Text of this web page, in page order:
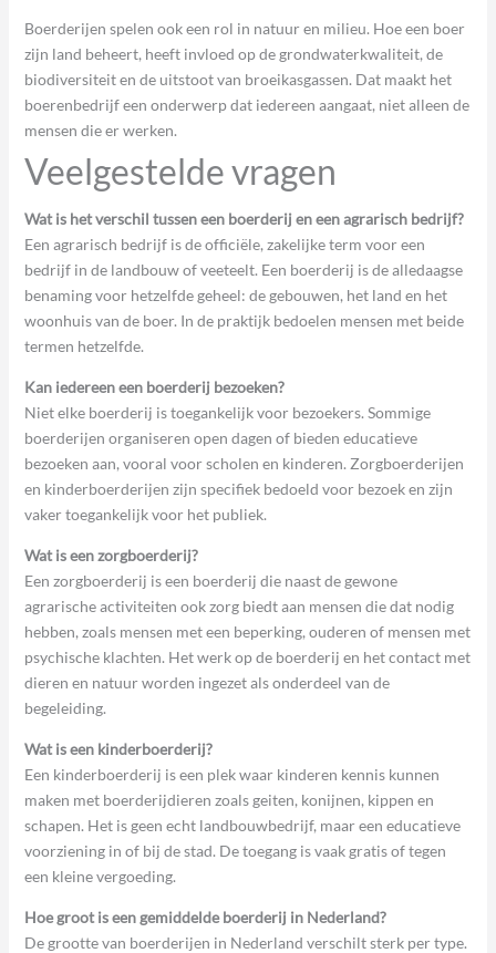
Boerderijen spelen ook een rol in natuur en milieu. Hoe een boer
zijn land beheert, heeft invloed op de grondwaterkwaliteit, de
biodiversiteit en de uitstoot van broeikasgassen. Dat maakt het
boerenbedrijf een onderwerp dat iedereen aangaat, niet alleen de
mensen die er werken.
Veelgestelde vragen
Wat is het verschil tussen een boerderij en een agrarisch bedrijf?
Een agrarisch bedrijf is de officiële, zakelijke term voor een
bedrijf in de landbouw of veeteelt. Een boerderij is de alledaagse
benaming voor hetzelfde geheel: de gebouwen, het land en het
woonhuis van de boer. In de praktijk bedoelen mensen met beide
termen hetzelfde.
Kan iedereen een boerderij bezoeken?
Niet elke boerderij is toegankelijk voor bezoekers. Sommige
boerderijen organiseren open dagen of bieden educatieve
bezoeken aan, vooral voor scholen en kinderen. Zorgboerderijen
en kinderboerderijen zijn specifiek bedoeld voor bezoek en zijn
vaker toegankelijk voor het publiek.
Wat is een zorgboerderij?
Een zorgboerderij is een boerderij die naast de gewone
agrarische activiteiten ook zorg biedt aan mensen die dat nodig
hebben, zoals mensen met een beperking, ouderen of mensen met
psychische klachten. Het werk op de boerderij en het contact met
dieren en natuur worden ingezet als onderdeel van de
begeleiding.
Wat is een kinderboerderij?
Een kinderboerderij is een plek waar kinderen kennis kunnen
maken met boerderijdieren zoals geiten, konijnen, kippen en
schapen. Het is geen echt landbouwbedrijf, maar een educatieve
voorziening in of bij de stad. De toegang is vaak gratis of tegen
een kleine vergoeding.
Hoe groot is een gemiddelde boerderij in Nederland?
De grootte van boerderijen in Nederland verschilt sterk per type.